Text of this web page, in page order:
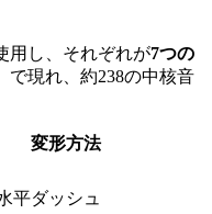
用し、それぞれが7つの
で現れ、約238の中核音
変形方法
平ダッシュ